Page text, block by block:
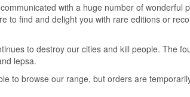
with a huge number of
to find and delight you with rare editions or
to destroy our cities and kill people. The
lepsa.
to browse our range, but orders are